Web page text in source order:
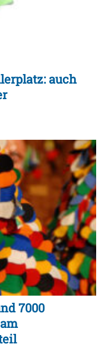
auch
7000